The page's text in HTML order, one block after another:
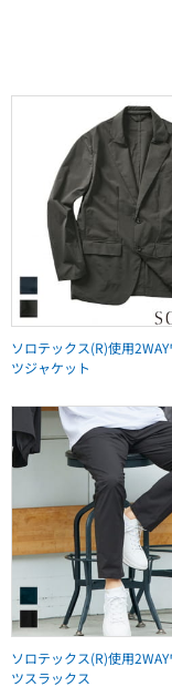
ソロテックス(R)使用
ツジャケット
ソロテックス(R)使用
ツスラックス